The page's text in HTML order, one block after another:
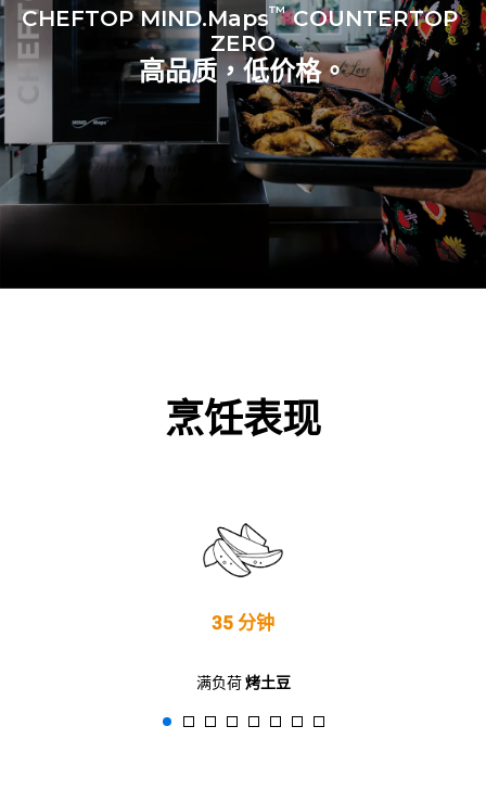
CHEFTOP MIND.Maps™COUNTERTOP
ZERO
高品质，低价格。
烹饪表现
35 分钟
满负荷烤土豆